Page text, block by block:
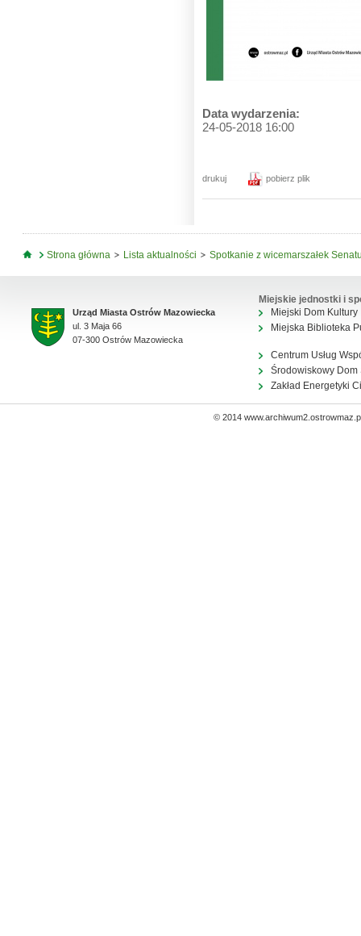
Data wydarzenia:
24-05-2018 16:00
drukuj pobierz plik
Jesteś tutaj
Strona główna Lista aktualności Spotkanie z wicemarszałek
Urząd Miasta Ostrów Mazowiecka
ul. 3 Maja 66
07-300 Ostrów Mazowiecka
Miejskie jednostki i
Miejski Dom Kultury
Miejska Biblioteka
Centrum Usług
Środowiskowy Dom
Zakład Energetyki
© 2014